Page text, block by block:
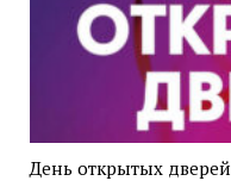
День открытых дверей